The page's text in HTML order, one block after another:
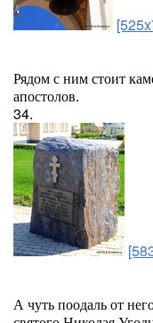
Рядом с ним стоит
апостолов.
34.
А чуть поодаль от